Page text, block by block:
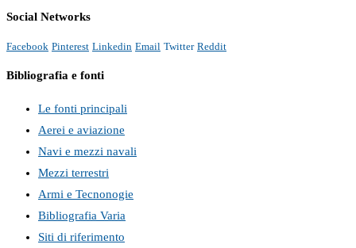
Social Networks
Facebook Pinterest Linkedin Email Twitter Reddit
Bibliografia e fonti
Le fonti principali
Aerei e aviazione
Navi e mezzi navali
Mezzi terrestri
Armi e Tecnonogie
Bibliografia Varia
Siti di riferimento